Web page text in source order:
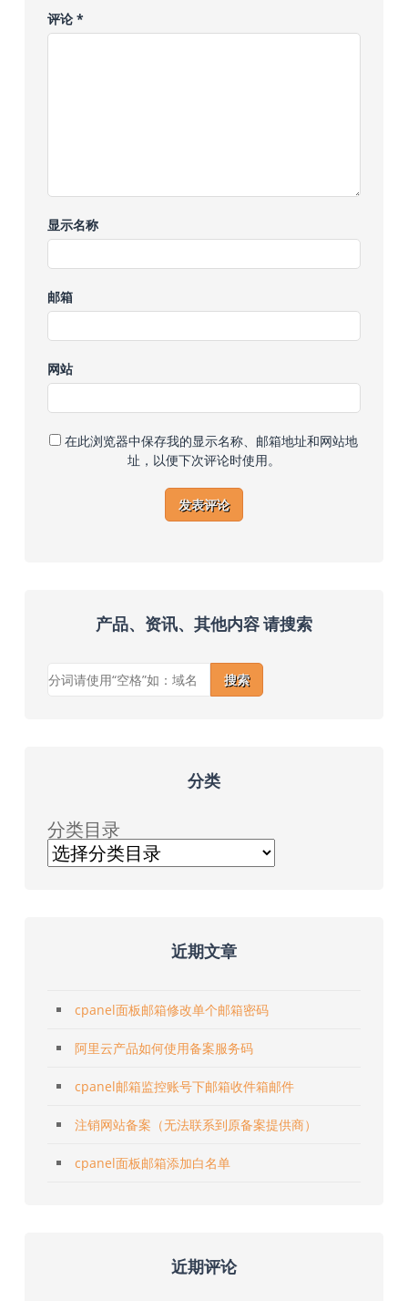
评论 *
显示名称
邮箱
网站
在此浏览器中保存我的显示名称、邮箱地址和网站地
址，以便下次评论时使用。
产品、资讯、其他内容 请搜索
搜索
分类
分类目录
近期文章
cpanel面板邮箱修改单个邮箱密码
阿里云产品如何使用备案服务码
cpanel邮箱监控账号下邮箱收件箱邮件
注销网站备案（无法联系到原备案提供商）
cpanel面板邮箱添加白名单
近期评论